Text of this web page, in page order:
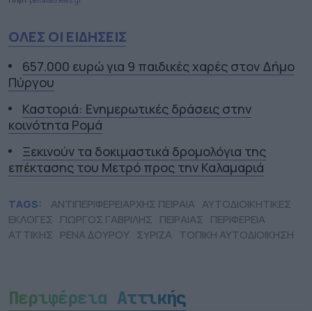
ΟΛΕΣ ΟΙ ΕΙΔΗΣΕΙΣ
657.000 ευρώ για 9 παιδικές χαρές στον Δήμο
Πύργου
Καστοριά: Ενημερωτικές δράσεις στην
κοινότητα Ρομά
Ξεκινούν τα δοκιμαστικά δρομολόγια της
επέκτασης του Μετρό προς την Καλαμαριά
TAGS: ΑΝΤΙΠΕΡΙΦΕΡΕΙΑΡΧΗΣ ΠΕΙΡΑΙΑ ΑΥΤΟΔΙΟΙΚΗΤΙΚΕΣ
ΕΚΛΟΓΕΣ ΓΙΩΡΓΟΣ ΓΑΒΡΙΛΗΣ ΠΕΙΡΑΙΑΣ ΠΕΡΙΦΕΡΕΙΑ
ΑΤΤΙΚΗΣ ΡΕΝΑ ΔΟΥΡΟΥ ΣΥΡΙΖΑ ΤΟΠΙΚΗ ΑΥΤΟΔΙΟΙΚΗΣΗ
Περιφέρεια Αττικής